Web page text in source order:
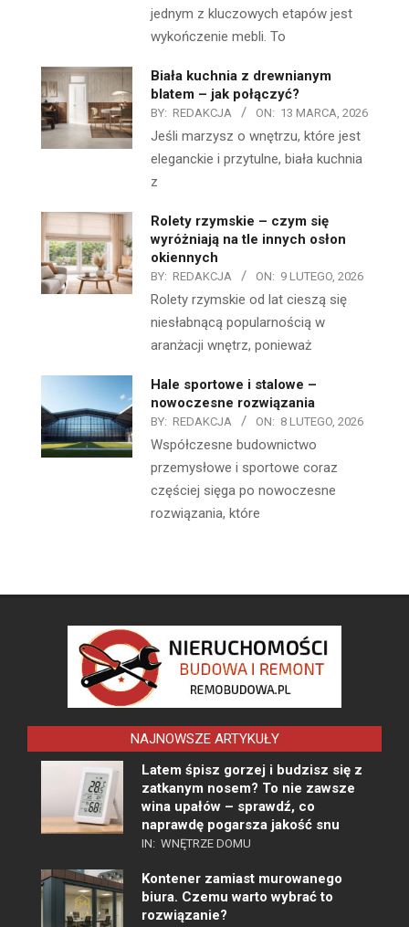
jednym z kluczowych etapów jest
wykończenie mebli. To
Biała kuchnia z drewnianym
blatem – jak połączyć?
BY: REDAKCJA ON: 13 MARCA, 2026
Jeśli marzysz o wnętrzu, które jest
eleganckie i przytulne, biała kuchnia
z
Rolety rzymskie – czym się
wyróżniają na tle innych osłon
okiennych
BY: REDAKCJA ON: 9 LUTEGO, 2026
Rolety rzymskie od lat cieszą się
niesłabnącą popularnością w
aranżacji wnętrz, ponieważ
Hale sportowe i stalowe –
nowoczesne rozwiązania
BY: REDAKCJA ON: 8 LUTEGO, 2026
Współczesne budownictwo
przemysłowe i sportowe coraz
częściej sięga po nowoczesne
rozwiązania, które
NAJNOWSZE ARTYKUŁY
Latem śpisz gorzej i budzisz się z
zatkanym nosem? To nie zawsze
wina upałów – sprawdź, co
naprawdę pogarsza jakość snu
IN: WNĘTRZE DOMU
Kontener zamiast murowanego
biura. Czemu warto wybrać to
rozwiązanie?